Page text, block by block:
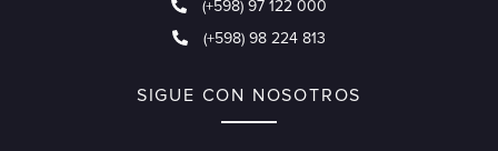
(+598) 97 122 000
(+598) 98 224 813
SIGUE CON NOSOTROS